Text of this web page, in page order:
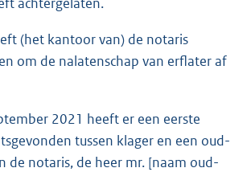
(het kantoor van) de notaris
om de nalatenschap van erflater af
2021 heeft er een eerste
tussen klager en een oud-
de notaris, de heer mr. [naam oud-